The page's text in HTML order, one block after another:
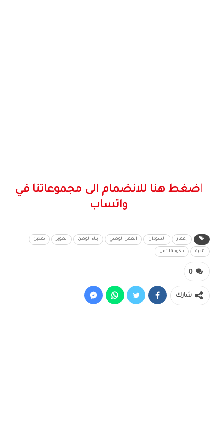
اضغط هنا للانضمام الى مجموعاتنا في
واتساب
إعمار السودان العمل الوطني بناء الوطن تطوير تمكين
تنمية حكومة الأمل
0
شارك